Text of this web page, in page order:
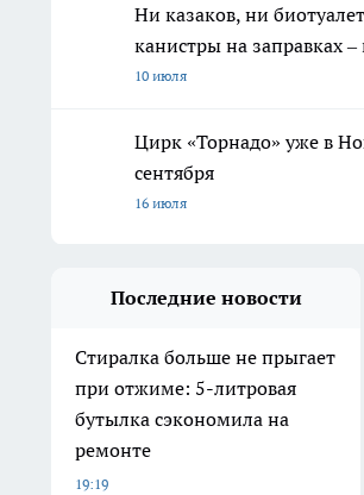
Ни казаков, ни
канистры на заправках
10 июля
Цирк «Торнадо» уже в
сентября
16 июля
Последние новости
Стиралка больше не прыгает
при отжиме: 5-литровая
бутылка сэкономила на
ремонте
19:19